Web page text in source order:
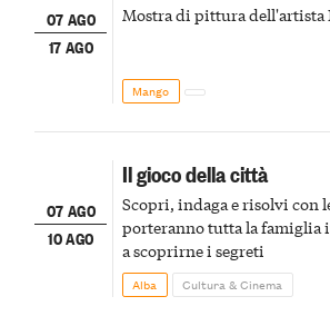
07 AGO
17 AGO
Mostra di pittura dell'artista
Mango
07 AGO
10 AGO
Il gioco della città
Scopri, indaga e risolvi con
porteranno tutta la famiglia
a scoprirne i segreti
Alba Cultura & Cinema